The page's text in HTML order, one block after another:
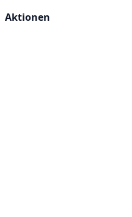
Aktionen